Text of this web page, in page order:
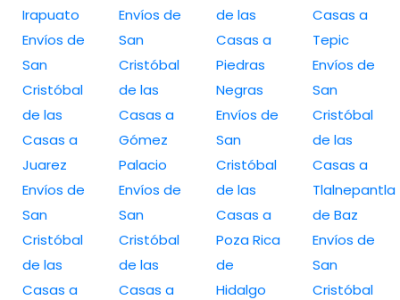
Irapuato
Envíos de
San
Cristóbal
de las
Casas a
Juarez
Envíos de
San
Cristóbal
de las
Casas a
Envíos de
San
Cristóbal
de las
Casas a
Gómez
Palacio
Envíos de
San
Cristóbal
de las
Casas a
de las
Casas a
Piedras
Negras
Envíos de
San
Cristóbal
de las
Casas a
Poza Rica
de
Hidalgo
Casas a
Tepic
Envíos de
San
Cristóbal
de las
Casas a
Tlalnepantla
de Baz
Envíos de
San
Cristóbal